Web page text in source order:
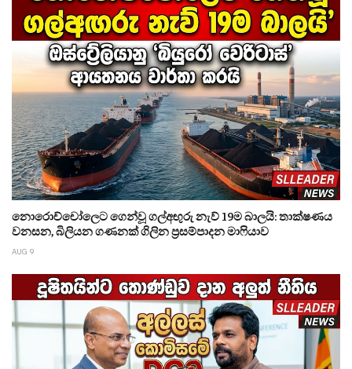
නොරොච්චෝලෙට ගෙන්වූ ගල්අඟුරු නැව් 19ම බාලයි: තාක්ෂණය
වනසන, බිලියන ගණනක් ගිලින ප්‍රසම්පාදන මාෆියාව
AUG 9